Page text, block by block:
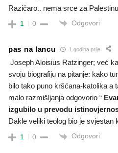
Razičaro.. nema srce za
1 0 Odgovori
pas na lancu 1 godina prije
Joseph Aloisius Ratzinger; već
svoju biografiju na pitanje: kako
bilo tako puno kršćana-katolika a
malo razmišljanja odgovorio “
izgubilo u prevodu
Dakle veliki teolog bio je
1 0 Odgovori